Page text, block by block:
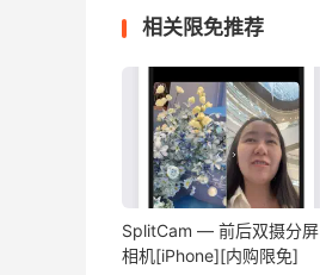
相关限免推荐
SplitCam — 前后双摄分屏
相机[iPhone][内购限免]